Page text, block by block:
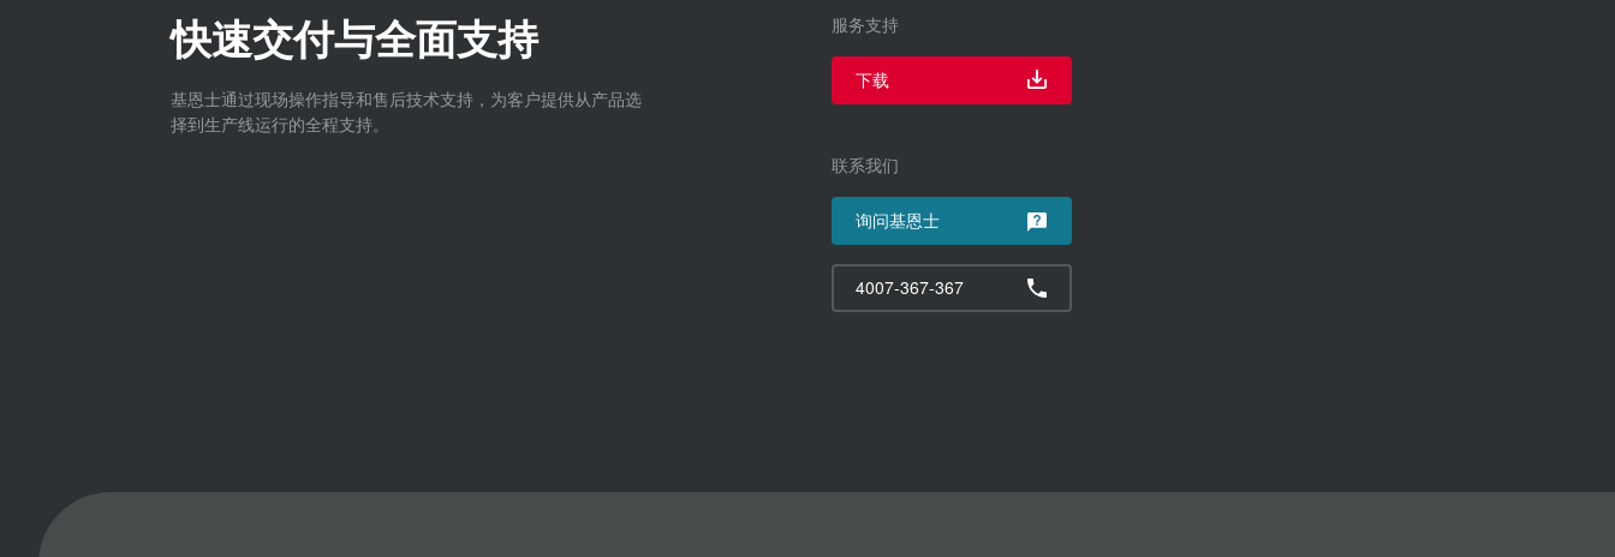
快速交付与全面支持
基恩士通过现场操作指导和售后技术支持，为客户提供从产品选
择到生产线运行的全程支持。
服务支持
下载
联系我们
询问基恩士
4007-367-367